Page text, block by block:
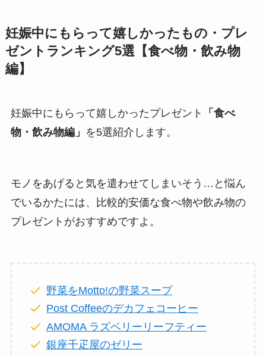
妊娠中にもらって嬉しかったもの・プレ
ゼントランキング5選【食べ物・飲み物
編】
妊娠中にもらって嬉しかったプレゼント
「食べ
物・飲み物編」 を5選紹介します。
モノをあげると気を遣わせてしまいそう…と悩ん
でいるかたには、比較的安価な食べ物や飲み物の
プレゼントがおすすめですよ。
野菜をMotto!の野菜スープ
Post Coffeeのデカフェコーヒー
AMOMA ラズベリーリーフティー
銀座千疋屋のゼリー